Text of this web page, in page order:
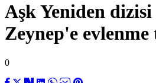
Aşk Yeniden
Zeynep'e
0